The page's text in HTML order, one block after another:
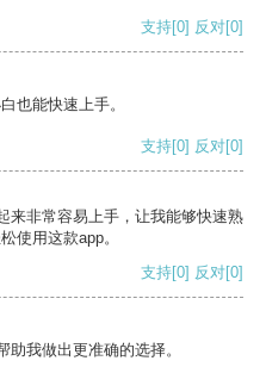
支持[0] 反对[0]
也能快速上手。
支持[0] 反对[0]
来非常容易上手，让我能够快速熟
使用这款app。
支持[0] 反对[0]
我做出更准确的选择。